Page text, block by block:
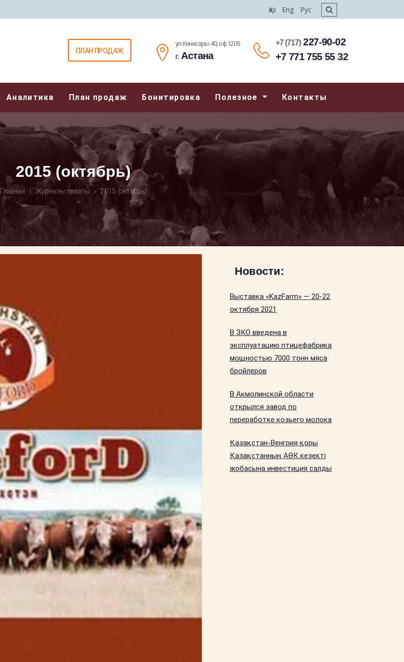
Қаз Eng Рус
ПЛАН ПРОДАЖ
ул.Кенесары 40, оф.1205
г.Астана
+7 (717)227-90-02
+7 771 755 55 32
Аналитика План продаж Бонитировка Полезное Контакты
2015 (октябрь)
Главная › Журналы палаты › 2015 (октябрь)
Новости:
Выставка «KazFarm» — 20-22
октября 2021
В ЗКО введена в
эксплуатацию птицефабрика
мощностью 7000 тонн мяса
бройлеров
В Акмолинской области
открылся завод по
переработке козьего молока
Қазақстан-Венгрия қоры
Қазақстанның АӨК кезекті
жобасына инвестиция салды